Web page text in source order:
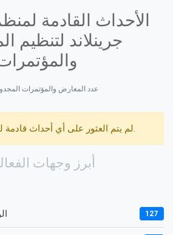
جرينلاند لتنظيم
عدد المعارض والمؤتمرات
لم يتم العثور على أي أحداث قادمة لهذا المنظم حالياً.
أبرز وجهات
127